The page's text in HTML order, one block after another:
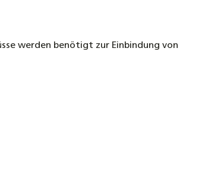
werden benötigt zur Einbindung von